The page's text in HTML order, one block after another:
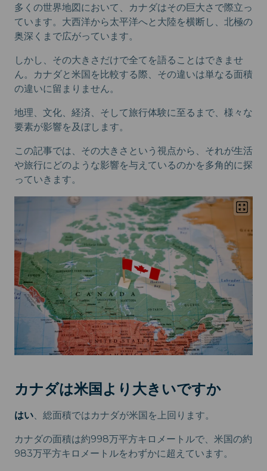
多くの世界地図において、カナダはその巨大さで際立っ
ています。大西洋から太平洋へと大陸を横断し、北極の
奥深くまで広がっています。
しかし、その大きさだけで全てを語ることはできませ
ん。カナダと米国を比較する際、その違いは単なる面積
の違いに留まりません。
地理、文化、経済、そして旅行体験に至るまで、様々な
要素が影響を及ぼします。
この記事では、その大きさという視点から、それが生活
や旅行にどのような影響を与えているのかを多角的に探
っていきます。
カナダは米国より大きいですか
はい、総面積ではカナダが米国を上回ります。
カナダの面積は約998万平方キロメートルで、米国の約
983万平方キロメートルをわずかに超えています。